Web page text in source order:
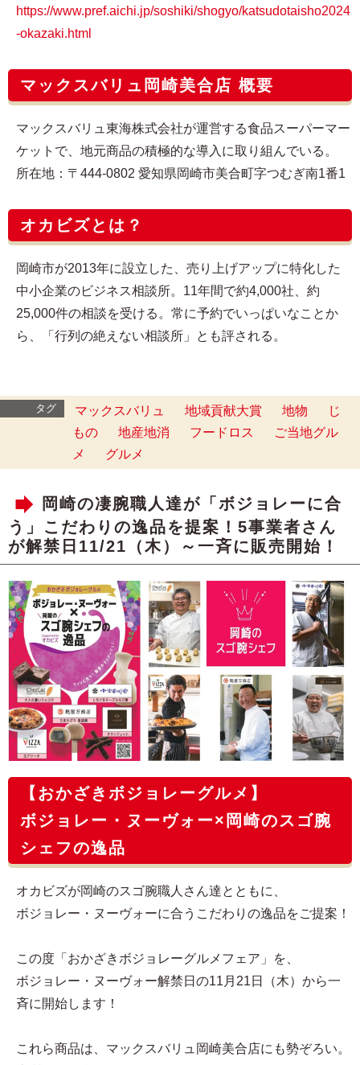
https://www.pref.aichi.jp/soshiki/shogyo/katsudotaisho2024
-okazaki.html
マックスバリュ岡崎美合店 概要
マックスバリュ東海株式会社が運営する食品スーパーマー
ケットで、地元商品の積極的な導入に取り組んでいる。
所在地：〒444-0802 愛知県岡崎市美合町字つむぎ南1番1
オカビズとは？
岡崎市が2013年に設立した、売り上げアップに特化した
中小企業のビジネス相談所。11年間で約4,000社、約
25,000件の相談を受ける。常に予約でいっぱいなことか
ら、「行列の絶えない相談所」とも評される。
タグ マックスバリュ 地域貢献大賞 地物
じ
もの
地産地消 フードロス
ご当地グル
メ
グルメ
岡崎の凄腕職人達が「ボジョレーに合
う」こだわりの逸品を提案！5事業者さん
が解禁日11/21（木）～一斉に販売開始！
【おかざきボジョレーグルメ】
ボジョレー・ヌーヴォー×岡崎のスゴ腕
シェフの逸品
オカビズが岡崎のスゴ腕職人さん達とともに、
ボジョレー・ヌーヴォーに合うこだわりの逸品をご提案！
この度「おかざきボジョレーグルメフェア」を、
ボジョレー・ヌーヴォー解禁日の11月21日（木）から一
斉に開始します！
これら商品は、マックスバリュ岡崎美合店にも勢ぞろい。